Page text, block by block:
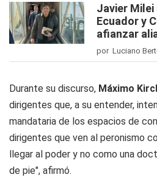
Javier Milei
Ecuador y
afianzar
por Luciano
Durante su discurso, Máximo
dirigentes que, a su entender,
mandataria de los espacios de
dirigentes que ven al peronismo
llegar al poder y no como una
de pie", afirmó.